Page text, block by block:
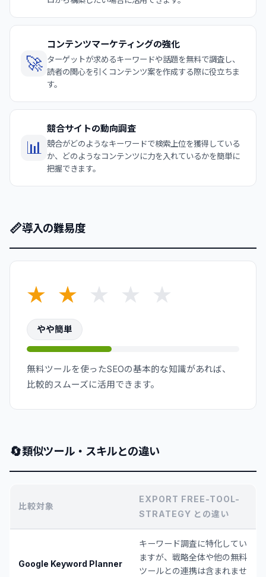
🚀
コンテンツマーケティングの強化
ターゲットが求めるキーワードや話題を無料で調査し、
読者の関心を引くコンテンツ案を作成する際に役立ちま
す。
📊
競合サイトの動向調査
競合がどのようなキーワードで検索上位を獲得している
か、どのようなコンテンツに力を入れているかを簡単に
把握できます。
📏導入の難易度
★ ★ ★ ★ ★
やや簡単
無料ツールを使ったSEOの基本的な知識があれば、
比較的スムーズに活用できます。
🔄類似ツール・スキルとの違い
比較対象
EXPORT FREE-TOOL-
STRATEGY との違い
Google Keyword Planner
キーワード調査に特化してい
ますが、戦略全体や他の無料
ツールとの連携は含まれませ